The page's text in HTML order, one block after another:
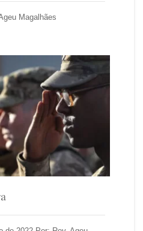
Magalhães